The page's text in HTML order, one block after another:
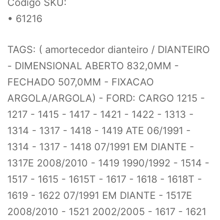
Código SKU:
• 61216
TAGS: ( amortecedor dianteiro / DIANTEIRO
- DIMENSIONAL ABERTO 832,0MM -
FECHADO 507,0MM - FIXACAO
ARGOLA/ARGOLA) - FORD: CARGO 1215 -
1217 - 1415 - 1417 - 1421 - 1422 - 1313 -
1314 - 1317 - 1418 - 1419 ATE 06/1991 -
1314 - 1317 - 1418 07/1991 EM DIANTE -
1317E 2008/2010 - 1419 1990/1992 - 1514 -
1517 - 1615 - 1615T - 1617 - 1618 - 1618T -
1619 - 1622 07/1991 EM DIANTE - 1517E
2008/2010 - 1521 2002/2005 - 1617 - 1621